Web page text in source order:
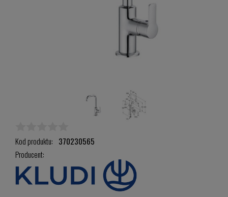
Kod produktu: 370230565
Producent: